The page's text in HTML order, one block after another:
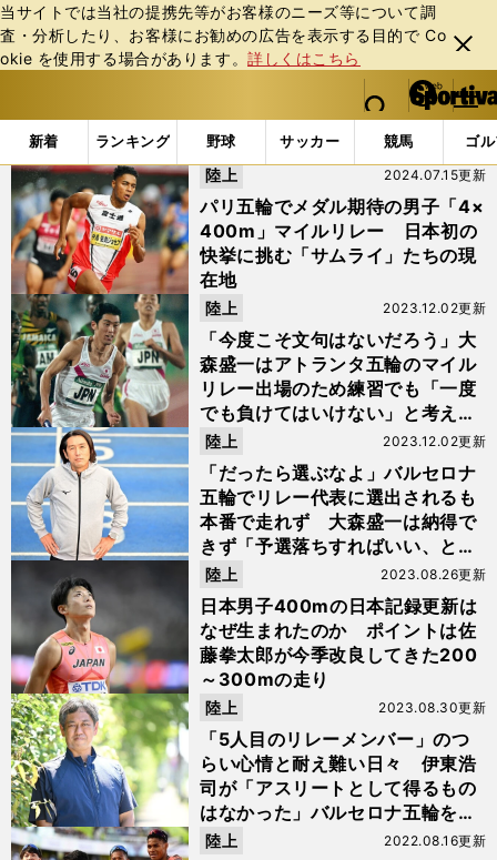
当サイトでは当社の提携先等がお客様のニーズ等について調
査・分析したり、お客様にお勧めの広告を表⽰する⽬的で Co
okie を使⽤する場合があります。詳しくはこちら
閉じ
る
web Sportiva (webスポルティーバ)
検索
マイペ
ー
ジ
メニュ
新着 ランキング 野球 サッカー 競馬 ゴ
b
ス
ポ
ル
テ
ィ
ー
バ
「#マイルリレー」の最新ニュース・ 情報
パリ五輪でメダル期待の男子「4×
400m」マイルリレー 日本初の
快挙に挑む「サムライ」たちの現
在地
2024.07.15更新
陸上
「今度こそ文句はないだろう」大
森盛一はアトランタ五輪のマイル
リレー出場のため練習でも「一度
でも負けてはいけない」と考えて
いた
2023.12.02更新
陸上
「だったら選ぶなよ」バルセロナ
五輪でリレー代表に選出されるも
本番で走れず 大森盛一は納得で
きず「予選落ちすればいい、と思
っていた」
2023.12.02更新
陸上
日本男子400mの日本記録更新は
なぜ生まれたのか ポイントは佐
藤拳太郎が今季改良してきた200
～300mの走り
2023.08.26更新
陸上
「5人目のリレーメンバー」のつ
らい心情と耐え難い日々 伊東浩
司が「アスリートとして得るもの
はなかった」バルセロナ五輪を振
り返る
2023.08.30更新
陸上
2022.08.16更新
陸上